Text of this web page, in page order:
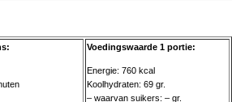
Voedingswaarde 1 portie:
Energie: 760 kcal
Koolhydraten: 69 gr.
– waarvan suikers: – gr.